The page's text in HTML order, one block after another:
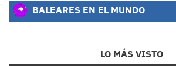
BALEARES EN EL MUNDO
LO MÁS VISTO